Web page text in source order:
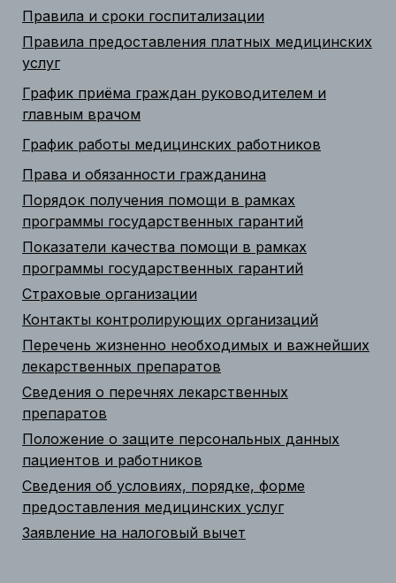
Правила и сроки госпитализации
Правила предоставления платных медицинских
услуг
График приёма граждан руководителем и
главным врачом
График работы медицинских работников
Права и обязанности гражданина
Порядок получения помощи в рамках
программы государственных гарантий
Показатели качества помощи в рамках
программы государственных гарантий
Страховые организации
Контакты контролирующих организаций
Перечень жизненно необходимых и важнейших
лекарственных препаратов
Сведения о перечнях лекарственных
препаратов
Положение о защите персональных данных
пациентов и работников
Сведения об условиях, порядке, форме
предоставления медицинских услуг
Заявление на налоговый вычет